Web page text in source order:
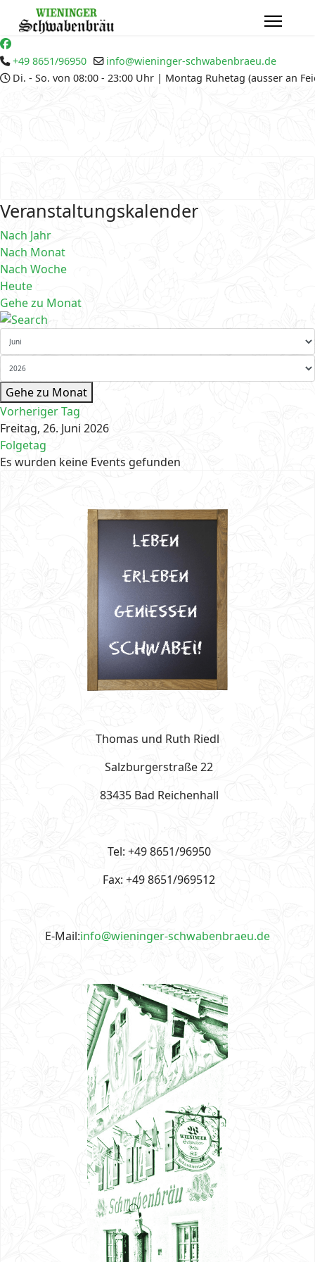
+49 8651/96950
info@wieninger-schwabenbraeu.de
Di. - So. von 08:00 - 23:00 Uhr | Montag Ruhetag (ausser an
Veranstaltungskalender
Nach Jahr
Nach Monat
Nach Woche
Heute
Gehe zu Monat
Gehe zu Monat
Vorheriger Tag
Freitag, 26. Juni 2026
Folgetag
Es wurden keine Events gefunden
Thomas und Ruth Riedl
Salzburgerstraße 22
83435 Bad Reichenhall
Tel: +49 8651/96950
Fax: +49 8651/969512
E-Mail:info@wieninger-schwabenbraeu.de